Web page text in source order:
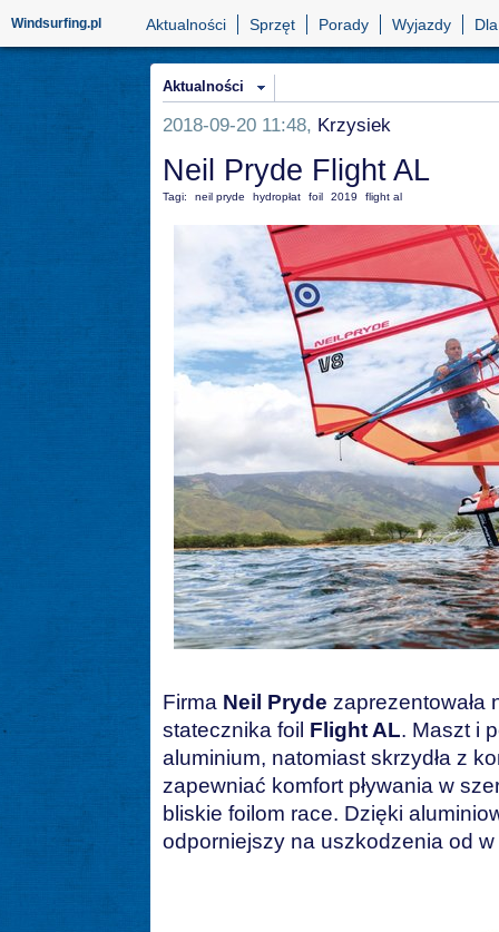
Windsurfing.pl Aktualności Sprzęt Porady Wyjazdy
Aktualności
2018-09-20 11:48, Krzysiek
Neil Pryde Flight AL
Tagi: neil pryde hydropłat foil 2019 flight al
Firma Neil Pryde zaprezentowała
statecznika foil Flight AL. Maszt i
aluminium, natomiast skrzydła z
zapewniać komfort pływania w
bliskie foilom race. Dzięki
odporniejszy na uszkodzenia od